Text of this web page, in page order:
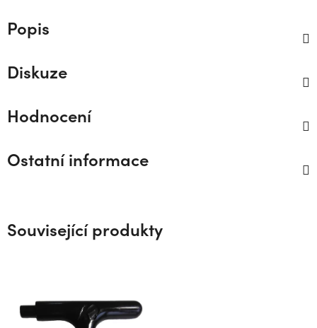
Popis
Diskuze
Hodnocení
Ostatní informace
Související produkty